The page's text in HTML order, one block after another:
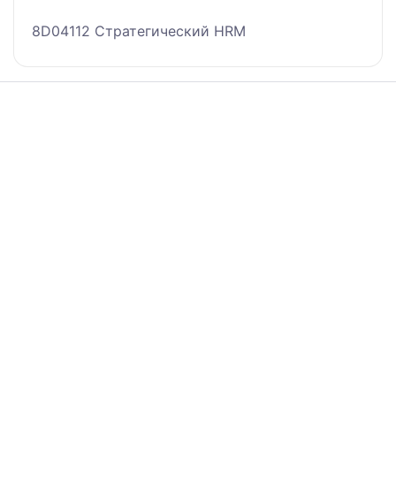
8D04112 Стратегический HRM